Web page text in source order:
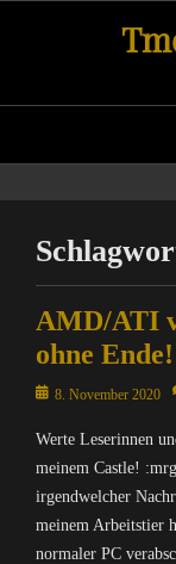
AMD/ATI
ohne Ende!
Posted8. November 2020
Werte Leserinnen
meinem Castle!
irgendwelcher
meinem Arbeitstier
normaler PC